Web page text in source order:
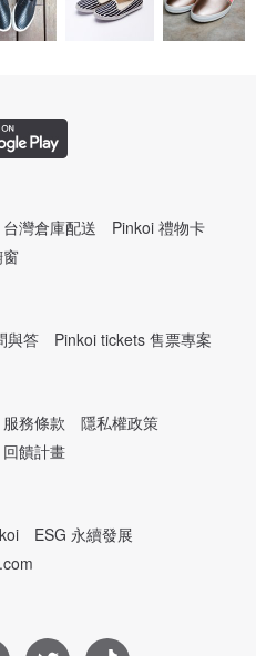
灣倉庫配送
Pinkoi 禮物卡
與答 Pinkoi tickets 售票專案
服務條款
隱私權政策
饋計畫
ESG 永續發展